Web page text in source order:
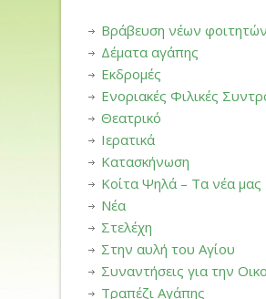
Βράβευση νέων φοιτητών
Δέματα αγάπης
Εκδρομές
Ενοριακές Φιλικές
Θεατρικό
Ιερατικά
Κατασκήνωση
Κοίτα Ψηλά – Τα νέα μας
Νέα
Στελέχη
Στην αυλή του Αγίου
Συναντήσεις για την
Τραπέζι Αγάπης